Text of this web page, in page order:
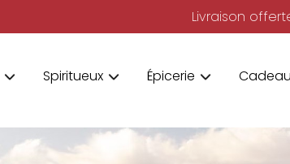
Livraison
Spiritueux Épicerie